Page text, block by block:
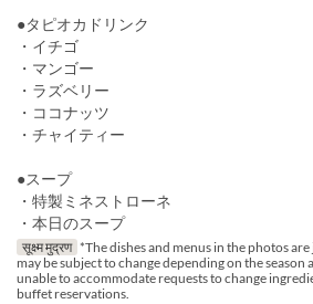
●タピオカドリンク
・イチゴ
・マンゴー
・ラズベリー
・ココナッツ
・チャイティー
●スープ
・特製ミネストローネ
・本日のスープ
सूक्ष्म मुद्रण *The dishes and menus in the photos
may be subject to change depending on the season
unable to accommodate requests to change
buffet reservations.